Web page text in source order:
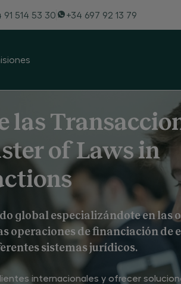
91 514 53 30 +34 697 92 13 79
las
of Laws in
global especializándote en las
operaciones de financiación de
sistemas jurídicos.
internacionales y ofrecer
Información de Interés Calidad